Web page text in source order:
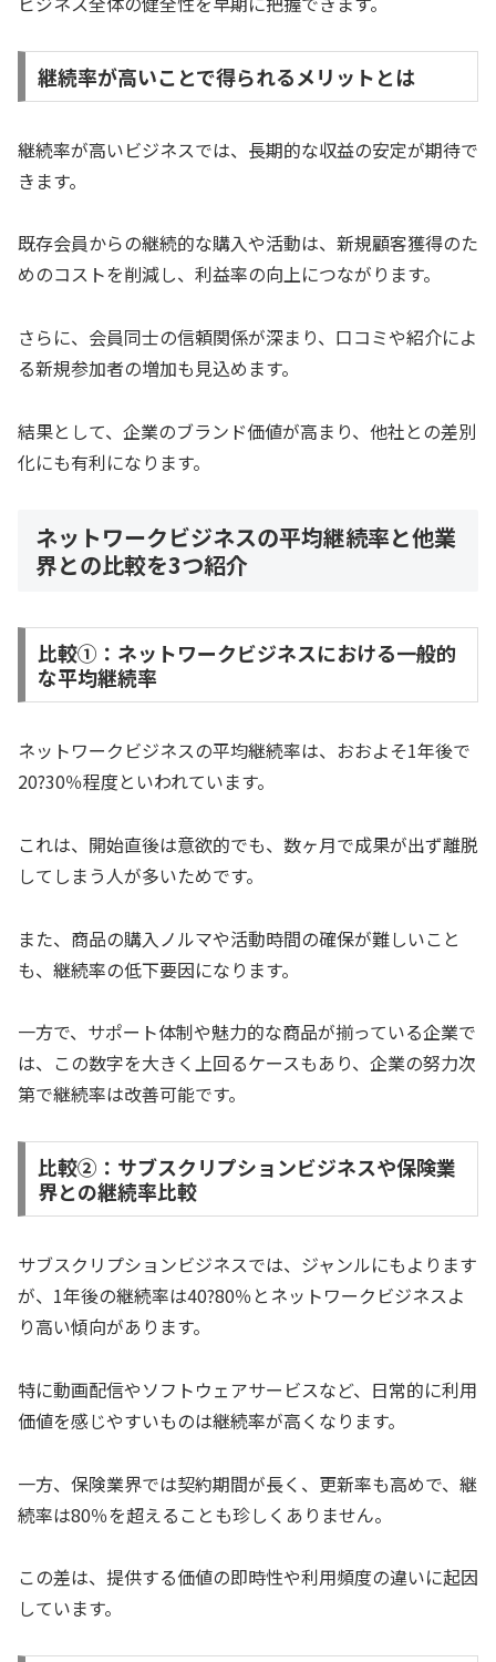
継続率が高いことで得られるメリットとは
継続率が高いビジネスでは、長期的な収益の安定が期待で
きます。
既存会員からの継続的な購入や活動は、新規顧客獲得のた
めのコストを削減し、利益率の向上につながります。
さらに、会員同士の信頼関係が深まり、口コミや紹介によ
る新規参加者の増加も見込めます。
結果として、企業のブランド価値が高まり、他社との差別
化にも有利になります。
ネットワークビジネスの平均継続率と他業
界との比較を3つ紹介
比較①：ネットワークビジネスにおける一般的
な平均継続率
ネットワークビジネスの平均継続率は、おおよそ1年後で
20?30％程度といわれています。
これは、開始直後は意欲的でも、数ヶ月で成果が出ず離脱
してしまう人が多いためです。
また、商品の購入ノルマや活動時間の確保が難しいこと
も、継続率の低下要因になります。
一方で、サポート体制や魅力的な商品が揃っている企業で
は、この数字を大きく上回るケースもあり、企業の努力次
第で継続率は改善可能です。
比較②：サブスクリプションビジネスや保険業
界との継続率比較
サブスクリプションビジネスでは、ジャンルにもよります
が、1年後の継続率は40?80％とネットワークビジネスよ
り高い傾向があります。
特に動画配信やソフトウェアサービスなど、日常的に利用
価値を感じやすいものは継続率が高くなります。
一方、保険業界では契約期間が長く、更新率も高めで、継
続率は80％を超えることも珍しくありません。
この差は、提供する価値の即時性や利用頻度の違いに起因
しています。